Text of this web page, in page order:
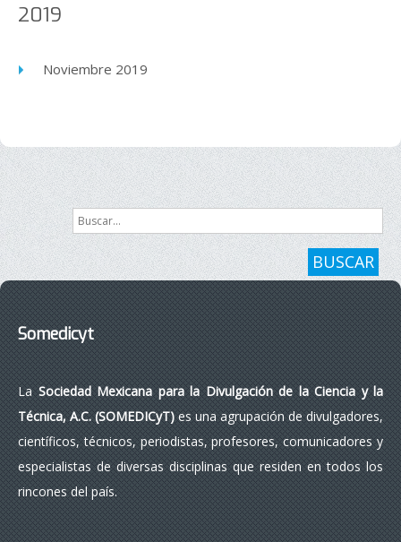
2019
Noviembre 2019
Buscar...
BUSCAR
Somedicyt
LaSociedad Mexicana para la Divulgación de la Ciencia y la
Técnica, A.C. (SOMEDICyT)es una agrupación de divulgadores,
científicos, técnicos, periodistas, profesores, comunicadores y
especialistas de diversas disciplinas que residen en todos los
rincones del país.